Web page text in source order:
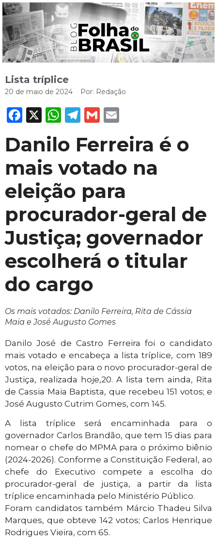
Lista tríplice
20 de maio de 2024 Por: Redação
Facebook
X WhatsApp
Telegram
Gmail
Danilo Ferreira é o
mais votado na
eleição para
procurador-geral de
Justiça; governador
escolherá o titular
do cargo
Os mais votados: Danilo Ferreira, Rita de Cássia
Maia e José Augusto Gomes
Danilo José de Castro Ferreira foi o candidato
mais votado e encabeça a lista tríplice, com 189
votos, na eleição para o novo procurador-geral de
Justiça, realizada hoje,20. A lista tem ainda, Rita
de Cassia Maia Baptista, que recebeu 151 votos; e
José Augusto Cutrim Gomes, com 145.
A lista tríplice será encaminhada para o
governador Carlos Brandão, que tem 15 dias para
nomear o chefe do MPMA para o próximo biênio
(2024-2026). Conforme a Constituição Federal, ao
chefe do Executivo compete a escolha do
procurador-geral de justiça, a partir da lista
tríplice encaminhada pelo Ministério Público.
Foram candidatos também Márcio Thadeu Silva
Marques, que obteve 142 votos; Carlos Henrique
Rodrigues Vieira, com 65.